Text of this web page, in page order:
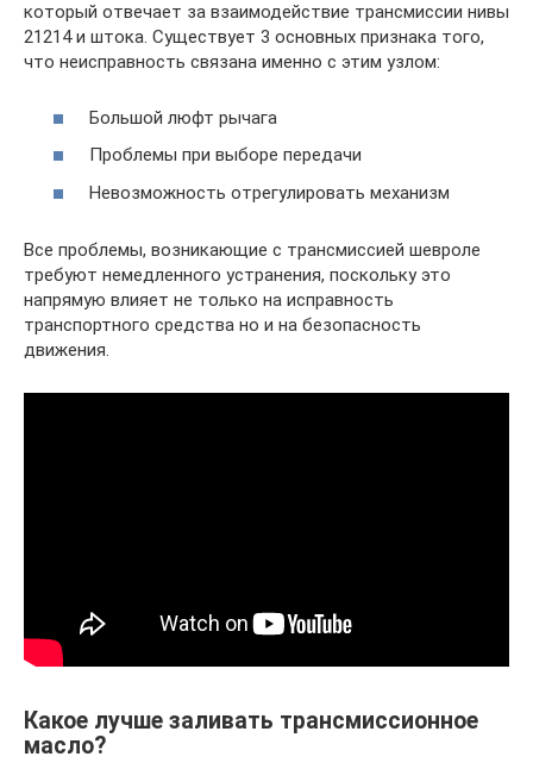
который отвечает за взаимодействие трансмиссии нивы
21214 и штока. Существует 3 основных признака того,
что неисправность связана именно с этим узлом:
Большой люфт рычага
Проблемы при выборе передачи
Невозможность отрегулировать механизм
Все проблемы, возникающие с трансмиссией шевроле
требуют немедленного устранения, поскольку это
напрямую влияет не только на исправность
транспортного средства но и на безопасность
движения.
Какое лучше заливать трансмиссионное
масло?